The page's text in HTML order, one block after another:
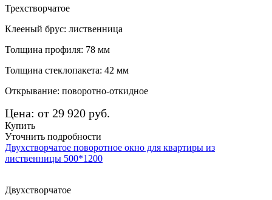
Трехстворчатое
Клееный брус: лиственница
Толщина профиля: 78 мм
Толщина стеклопакета: 42 мм
Открывание: поворотно-откидное
Цена: от 29 920 руб.
Купить
Уточнить подробности
Двухстворчатое поворотное окно для квартиры из
лиственницы 500*1200
Двухстворчатое